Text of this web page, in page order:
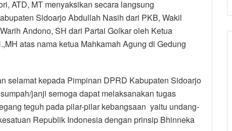
ATD, MT menyaksikan secara langsung
Sidoarjo Abdullah Nasih dari PKB, Wakil
Andono, SH dari Partai Golkar oleh Ketua
atas nama ketua Mahkamah Agung di Gedung
selamat kepada Pimpinan DPRD Kabupaten Sidoarjo
janji semoga dapat melaksanakan tugas
teguh pada pilar-pilar kebangsaan yaitu undang-
Republik Indonesia dengan prinsip Bhinneka